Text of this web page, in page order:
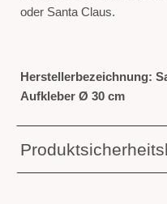
oder Santa Claus.
Herstellerbezeichnung:
Aufkleber Ø 30 cm